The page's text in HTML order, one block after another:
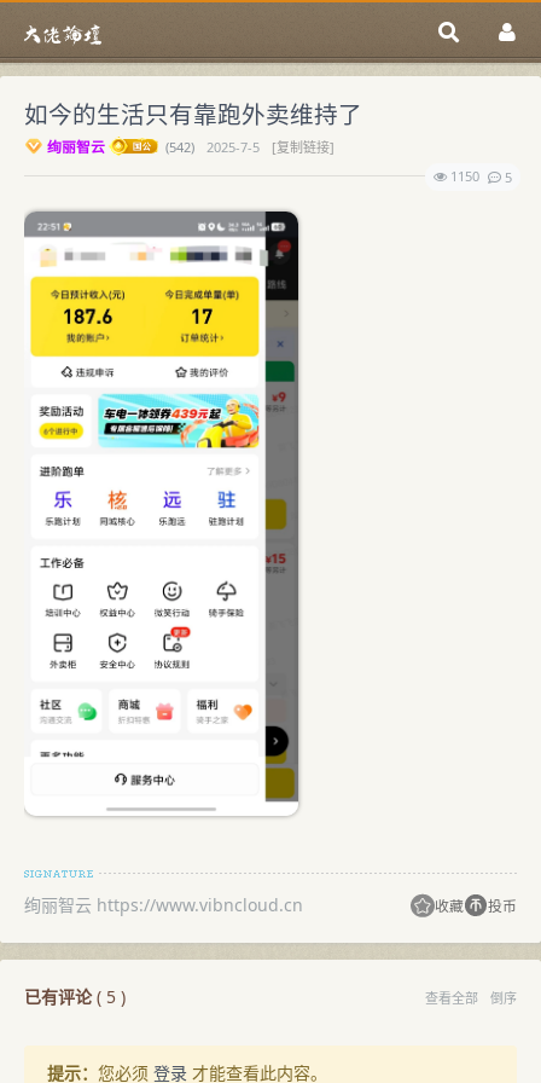
如今的生活只有靠跑外卖维持了
绚丽智云 (542) 2025-7-5
[复制链接]
1150
5
绚丽智云 https://www.vibncloud.cn 收藏 投币
已有评论( 5 ) 查看全部 倒序
提示： 您必须 登录 才能查看此内容。